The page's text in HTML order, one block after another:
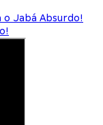
o Jabá Absurdo!